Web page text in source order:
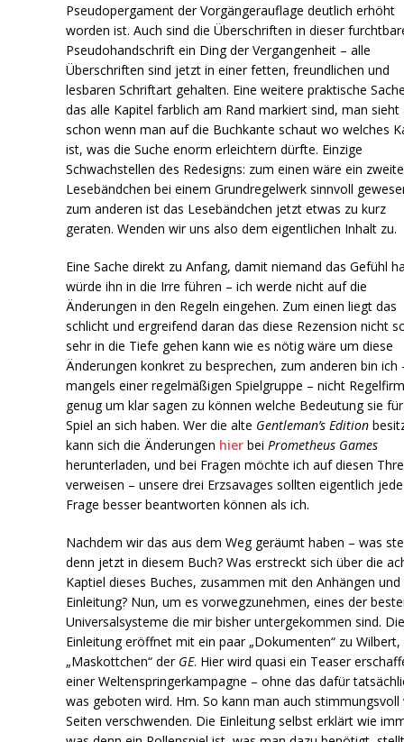
Pseudopergament der Vorgängerauflage deutlich erhöht
worden ist. Auch sind die Überschriften in dieser
Pseudohandschrift ein Ding der Vergangenheit – alle
Überschriften sind jetzt in einer fetten, freundlichen und
lesbaren Schriftart gehalten. Eine weitere praktische
das alle Kapitel farblich am Rand markiert sind, man sieht
schon wenn man auf die Buchkante schaut wo welches
ist, was die Suche enorm erleichtern dürfte. Einzige
Schwachstellen des Redesigns: zum einen wäre ein
Lesebändchen bei einem Grundregelwerk sinnvoll
zum anderen ist das Lesebändchen jetzt etwas zu kurz
geraten. Wenden wir uns also dem eigentlichen Inhalt zu.
Eine Sache direkt zu Anfang, damit niemand das Gefühl
würde ihn in die Irre führen – ich werde nicht auf die
Änderungen in den Regeln eingehen. Zum einen liegt das
schlicht und ergreifend daran das diese Rezension nicht
sehr in die Tiefe gehen kann wie es nötig wäre um diese
Änderungen konkret zu besprechen, zum anderen bin ich
mangels einer regelmäßigen Spielgruppe – nicht
genug um klar sagen zu können welche Bedeutung sie
Spiel an sich haben. Wer die alte Gentleman’s Edition
kann sich die Änderungen hier bei Prometheus Games
herunterladen, und bei Fragen möchte ich auf diesen
verweisen – unsere drei Erzsavages sollten eigentlich jede
Frage besser beantworten können als ich.
Nachdem wir das aus dem Weg geräumt haben – was
denn jetzt in diesem Buch? Was erstreckt sich über die
Kaptiel dieses Buches, zusammen mit den Anhängen und
Einleitung? Nun, um es vorwegzunehmen, eines der
Universalsysteme die mir bisher untergekommen sind.
Einleitung eröffnet mit ein paar „Dokumenten“ zu
„Maskottchen“ der GE. Hier wird quasi ein Teaser
einer Weltenspringerkampagne – ohne das dafür
was geboten wird. Hm. So kann man auch stimmungsvoll
Seiten verschwenden. Die Einleitung selbst erklärt wie